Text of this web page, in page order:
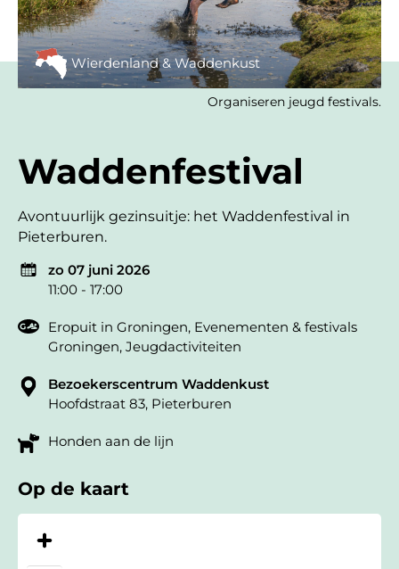
Wierdenland & Waddenkust
Organiseren jeugd festivals.
Waddenfestival
Avontuurlijk gezinsuitje: het Waddenfestival in
Pieterburen.
zo 07 juni 2026
11:00 - 17:00
Eropuit in Groningen, Evenementen & festivals
Groningen, Jeugdactiviteiten
Bezoekerscentrum Waddenkust
Hoofdstraat 83, Pieterburen
Honden aan de lijn
Op de kaart